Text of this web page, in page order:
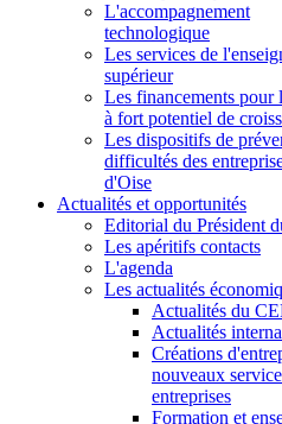
L'accompagnement
technologique
Les services de
supérieur
Les financements pour
à fort potentiel de
Les dispositifs de
difficultés des
d'Oise
Actualités et opportunités
Editorial du Président
Les apéritifs contacts
L'agenda
Les actualités
Actualités du
Actualités
Créations
nouveaux
entreprises
Formation et